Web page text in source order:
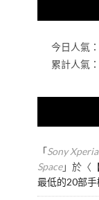
今日人氣：
累計人氣：
「Sony
Space」於〈
最低的20部